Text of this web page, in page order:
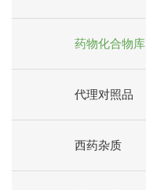
药物化合物库
代理对照品
西药杂质